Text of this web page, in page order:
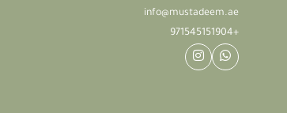
info@mustadeem.ae
+971545151904